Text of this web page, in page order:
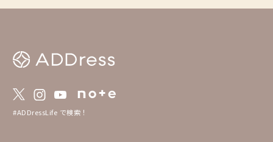
#ADDressLife で検索！